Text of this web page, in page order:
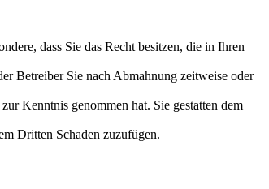
dass Sie das Recht besitzen, die in Ihren
Betreiber Sie nach Abmahnung zeitweise oder
Kenntnis genommen hat. Sie gestatten dem
Dritten Schaden zuzufügen.